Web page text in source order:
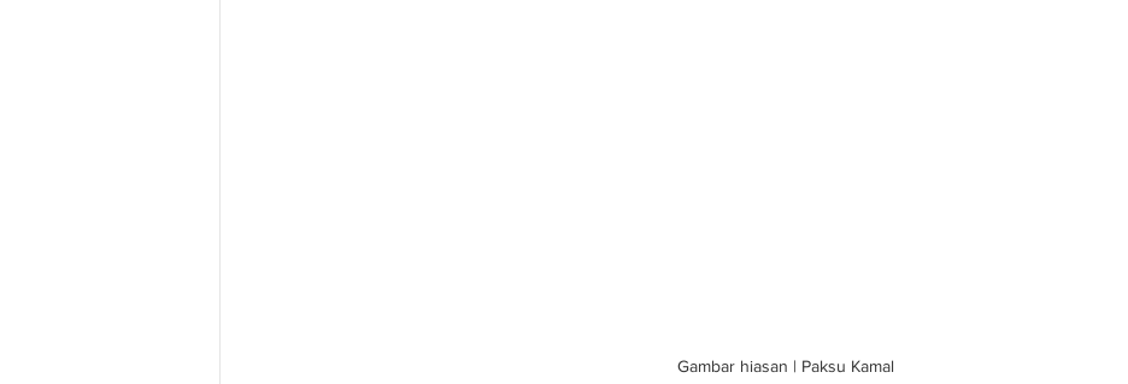
Gambar hiasan | Paksu Kamal